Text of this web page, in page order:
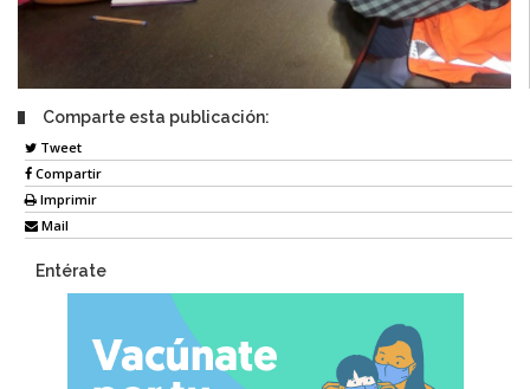
Comparte esta publicación:
Tweet
Compartir
Imprimir
Mail
Entérate